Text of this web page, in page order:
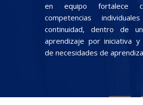
en equipo fortalece
competencias
continuidad, dentro de
aprendizaje por iniciativa y
de necesidades de